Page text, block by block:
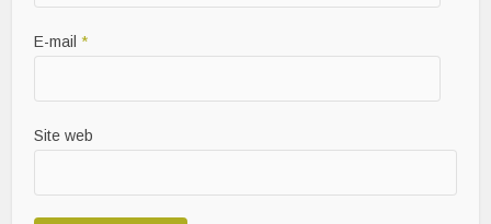
E-mail*
Site web